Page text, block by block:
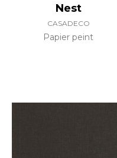
Nest
CASADECO
Papier peint